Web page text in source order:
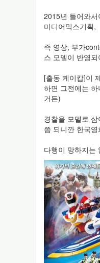
2015년 들어와
미디어믹스기획,
즉 영상, 부가
스 모델이 반영되
[출동 케이캅]이
하면 그전에는
거든)
경찰을 모델로
쯤 되니깐 한국
다행이 망하지는